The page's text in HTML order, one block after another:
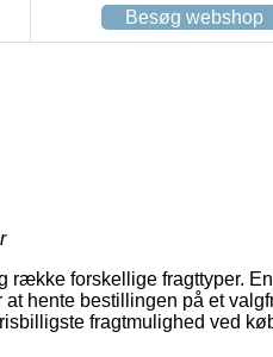
Besøg webshop
række forskellige fragttyper.
hente bestillingen på et
fragtmulighed ved